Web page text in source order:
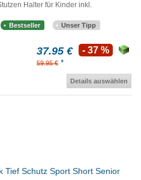
Halter für Kinder inkl.
Bestseller Unser Tipp
37.95 €
59.95 € *
- 37 %
Details auswählen
Tief Schutz Sport Short Senior